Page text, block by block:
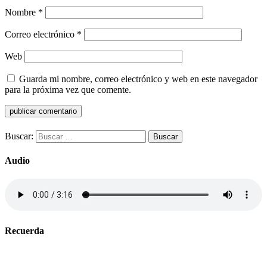
Nombre *
Correo electrónico *
Web
Guarda mi nombre, correo electrónico y web en este navegador
para la próxima vez que comente.
Buscar:
Audio
Recuerda